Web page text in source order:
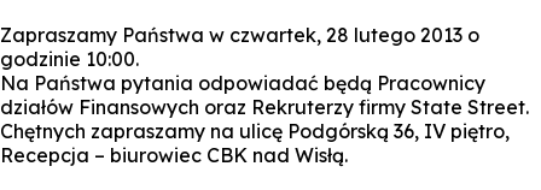
Zapraszamy Państwa w czwartek, 28 lutego 2013 o
godzinie 10:00.
Na Państwa pytania odpowiadać będą Pracownicy
działów Finansowych oraz Rekruterzy firmy State Street.
Chętnych zapraszamy na ulicę Podgórską 36, IV piętro,
Recepcja – biurowiec CBK nad Wisłą.